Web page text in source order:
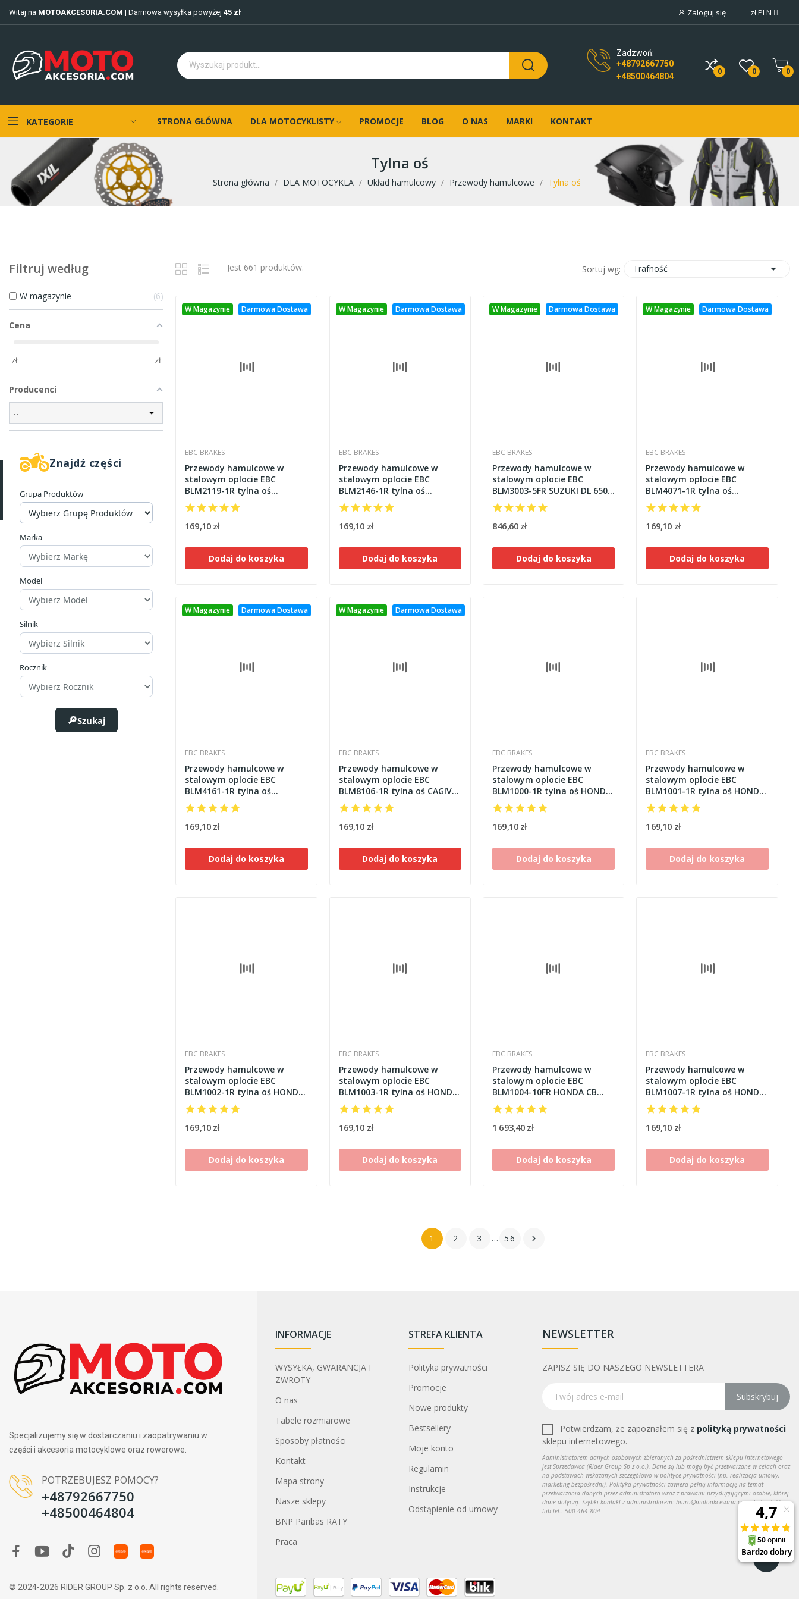
Witaj na MOTOAKCESORIA.COM | Darmowa wysyłka powyżej 45 zł Zaloguj się złPLN
Zadzwoń:
+48792667750
+48500464804
0 0 0
KATEGORIE STRONA GŁÓWNA DLA MOTOCYKLISTY PROMOCJE BLOG O NAS MARKI KONTAKT
Tylna oś
Strona główna DLA MOTOCYKLA Układ hamulcowy Przewody hamulcowe Tylna oś
Filtruj według
W magazynie 6
Cena
zł zł
Producenci
Znajdź części
Grupa Produktów
Marka
Model
Silnik
Rocznik
Szukaj
Jest 661 produktów. Sortuj wg: Trafność 
W Magazynie Darmowa Dostawa
EBC BRAKES
Przewody hamulcowe w
stalowym oplocie EBC
BLM2119-1R tylna oś
YAMAHA XT 600 E [93-03],
XTZ 660 [91-99]
169,10 zł
Dodaj do koszyka
W Magazynie Darmowa Dostawa
EBC BRAKES
Przewody hamulcowe w
stalowym oplocie EBC
BLM2146-1R tylna oś
YAMAHA YZFR 125 [08-13]
169,10 zł
Dodaj do koszyka
W Magazynie Darmowa Dostawa
EBC BRAKES
Przewody hamulcowe w
stalowym oplocie EBC
BLM3003-5FR SUZUKI DL 650
ABS [13]
846,60 zł
Dodaj do koszyka
W Magazynie Darmowa Dostawa
EBC BRAKES
Przewody hamulcowe w
stalowym oplocie EBC
BLM4071-1R tylna oś
KAWASAKI Z 1000 [10-13]
169,10 zł
Dodaj do koszyka
W Magazynie Darmowa Dostawa
EBC BRAKES
Przewody hamulcowe w
stalowym oplocie EBC
BLM4161-1R tylna oś
KAWASAKI ZX 9 R B1-B2 [94-
95], ZX 9 R B3-B4 [96-97]
169,10 zł
Dodaj do koszyka
W Magazynie Darmowa Dostawa
EBC BRAKES
Przewody hamulcowe w
stalowym oplocie EBC
BLM8106-1R tylna oś CAGIVA
MITO 125 EVOLUTION [91-07]
169,10 zł
Dodaj do koszyka
EBC BRAKES
Przewody hamulcowe w
stalowym oplocie EBC
BLM1000-1R tylna oś HONDA
CB1 [92-96]
169,10 zł
Dodaj do koszyka
EBC BRAKES
Przewody hamulcowe w
stalowym oplocie EBC
BLM1001-1R tylna oś HONDA
CB 1000 P-T BIG ONE [93-96]
169,10 zł
Dodaj do koszyka
EBC BRAKES
Przewody hamulcowe w
stalowym oplocie EBC
BLM1002-1R tylna oś HONDA
CB 1000 R [08-14]
169,10 zł
Dodaj do koszyka
EBC BRAKES
Przewody hamulcowe w
stalowym oplocie EBC
BLM1003-1R tylna oś HONDA
CB 1100 RC-RD [82-83]
169,10 zł
Dodaj do koszyka
EBC BRAKES
Przewody hamulcowe w
stalowym oplocie EBC
BLM1004-10FR HONDA CB
1100 SF-X11 [99-02]
1 693,40 zł
Dodaj do koszyka
EBC BRAKES
Przewody hamulcowe w
stalowym oplocie EBC
BLM1007-1R tylna oś HONDA
CB 1300 (SL38) [97-03]
169,10 zł
Dodaj do koszyka
1 2 3 … 56 
Specjalizujemy się w dostarczaniu i zaopatrywaniu w
części i akcesoria motocyklowe oraz rowerowe.
POTRZEBUJESZ POMOCY?
+48792667750
+48500464804
INFORMACJE
WYSYŁKA, GWARANCJA I
ZWROTY
O nas
Tabele rozmiarowe
Sposoby płatności
Kontakt
Mapa strony
Nasze sklepy
BNP Paribas RATY
Praca
STREFA KLIENTA
Polityka prywatności
Promocje
Nowe produkty
Bestsellery
Moje konto
Regulamin
Instrukcje
Odstąpienie od umowy
NEWSLETTER
ZAPISZ SIĘ DO NASZEGO NEWSLETTERA
Subskrybuj
Potwierdzam, że zapoznałem się z polityką prywatności
sklepu internetowego.
Administratorem danych osobowych zbieranych za pośrednictwem sklepu internetowego
jest Sprzedawca (Rider Group Sp z o.o.). Dane są lub mogą być przetwarzane w celach oraz
na podstawach wskazanych szczegółowo w polityce prywatności (np. realizacja umowy,
marketing bezpośredni). Polityka prywatności zawiera pełną informację na temat
przetwarzania danych przez administratora wraz z prawami przysługującymi osobie, której
dane dotyczą. Szybki kontakt z administratorem: biuro@motoakcesoria.com do kontaktu
lub tel.: 500-464-804
© 2024-2026 RIDER GROUP Sp. z o.o. All rights reserved.